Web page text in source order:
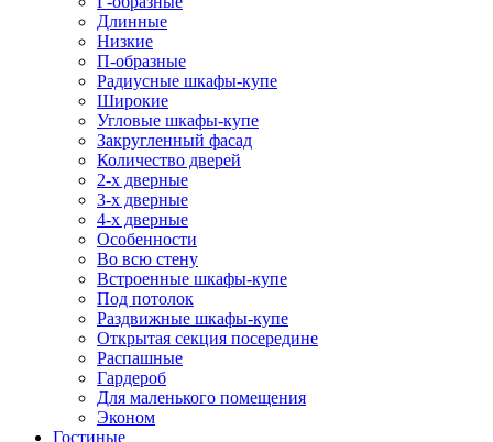
Длинные
Низкие
П-образные
Радиусные шкафы-купе
Широкие
Угловые шкафы-купе
Закругленный фасад
Количество дверей
2-х дверные
3-х дверные
4-х дверные
Особенности
Во всю стену
Встроенные шкафы-купе
Под потолок
Раздвижные шкафы-купе
Открытая секция посередине
Распашные
Гардероб
Для маленького помещения
Эконом
Гостиные